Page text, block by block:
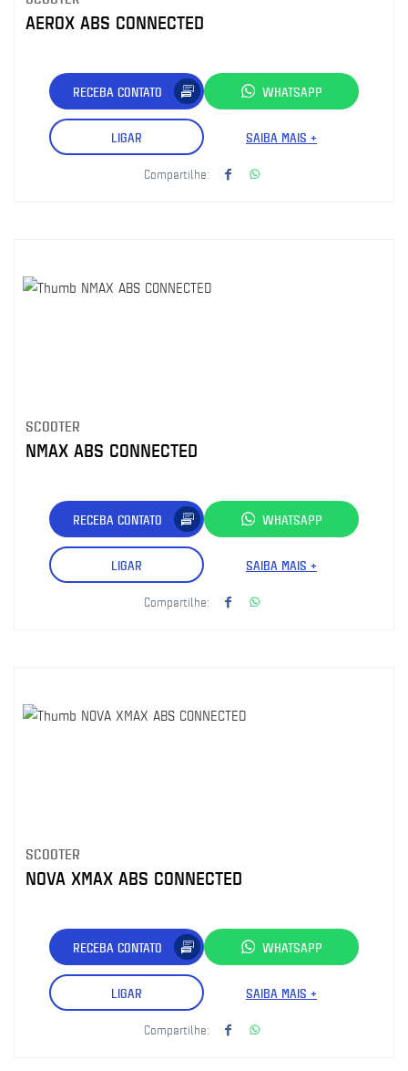
AEROX ABS CONNECTED
RECEBA CONTATO WHATSAPP
LIGAR SAIBA MAIS +
Compartilhe:
SCOOTER
NMAX ABS CONNECTED
RECEBA CONTATO WHATSAPP
LIGAR SAIBA MAIS +
Compartilhe:
SCOOTER
NOVA XMAX ABS CONNECTED
RECEBA CONTATO WHATSAPP
LIGAR SAIBA MAIS +
Compartilhe: